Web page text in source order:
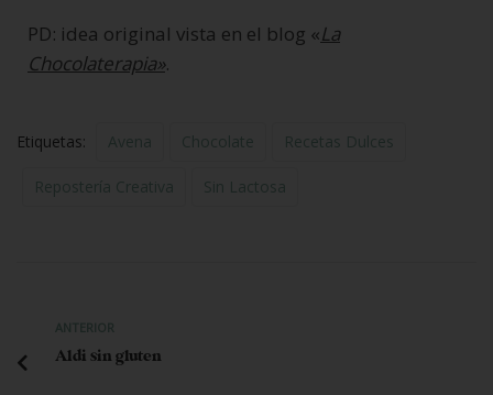
PD: idea original vista en el blog «La
Chocolaterapia».
Etiquetas: Avena Chocolate Recetas Dulces
Repostería Creativa Sin Lactosa
ANTERIOR
Aldi sin gluten